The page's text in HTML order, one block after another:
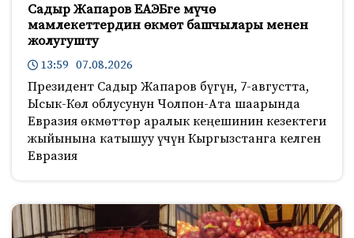
Садыр Жапаров ЕАЭБге мүчө
мамлекеттердин өкмөт башчылары менен
жолугушту
13:59 07.08.2026
Президент Садыр Жапаров бүгүн, 7-августта,
Ысык-Көл облусунун Чолпон-Ата шаарында
Евразия өкмөттөр аралык кеңешинин кезектеги
жыйынына катышуу үчүн Кыргызстанга келген
Евразия